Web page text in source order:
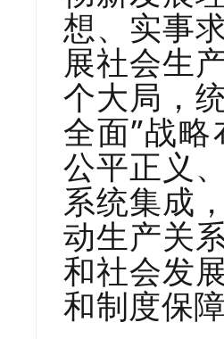
想、实事
展社会生
个大局，
全面”战
公平正义
系统集成
动生产关
和社会发
和制度保